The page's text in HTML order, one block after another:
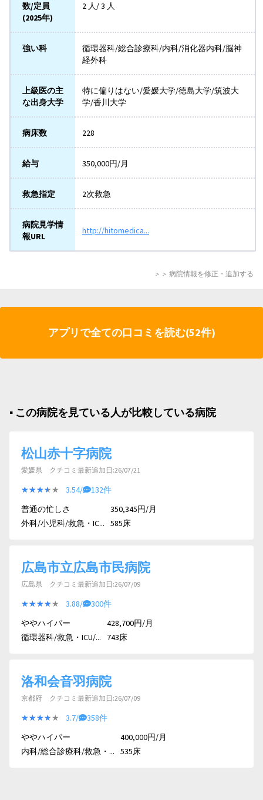
数/定員
(2025年)
2 人/ 3 人
強い科
循環器科/総合診療科/内科/消化器内科/脳神
経外科
上級医の主
な出身大学
特に偏りはない/愛媛大学/徳島大学/筑波大
学/香川大学
病床数 228
給与 350,000円/月
救急指定 2次救急
病院見学情
報URL
http://hitomedica...
＞＞ 病院情報を修正・追加する
アプリで全ての口コミを読む(52件)
▪︎ この病院を見ている人が比較している病院
松山赤十字病院
愛媛県 クチコミ最新追加日:26/07/21
★★★★★
★★★★★ 3.54/
132件
普通の忙しさ
外科/小児科/救急・IC...
350,345円/月
585床
広島市立広島市民病院
広島県 クチコミ最新追加日:26/07/09
★★★★★
★★★★★ 3.88/
300件
ややハイパー
循環器科/救急・ICU/...
428,700円/月
743床
洛和会音羽病院
京都府 クチコミ最新追加日:26/07/09
★★★★★
★★★★★ 3.7/
358件
ややハイパー
内科/総合診療科/救急・...
400,000円/月
535床